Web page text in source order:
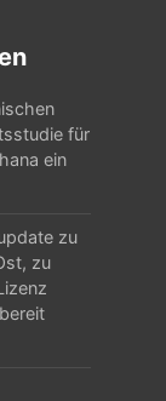
für
ein
zu
zu